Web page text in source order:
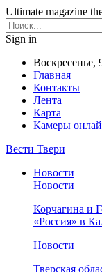
Ultimate magazine
Sign in
Воскресенье,
Главная
Контакты
Лента
Карта
Камеры
Вести Твери
Новости
Новости
Корчагина и
«Россия» в
Новости
Тверская